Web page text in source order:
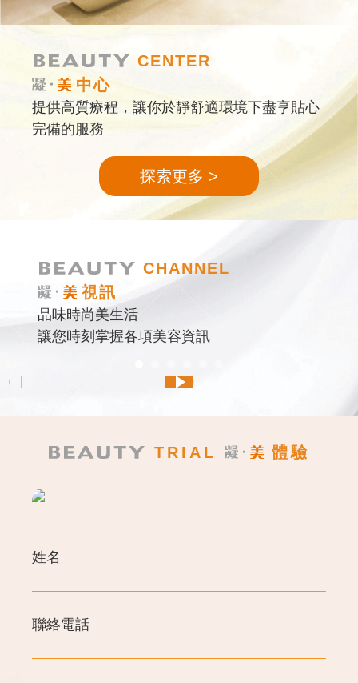
CENTER
中心
提供高質療程，讓你於靜舒適環境下盡享貼心
完備的服務
探索更多
CHANNEL
視訊
品味時尚美生活
讓您時刻掌握各項美容資訊
TRIAL 體驗
姓名
聯絡電話